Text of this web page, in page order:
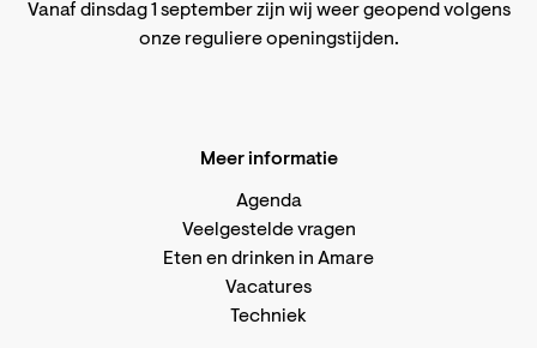
Vanaf dinsdag 1 september zijn wij weer geopend volgens
onze reguliere openingstijden.
Meer informatie
Agenda
Veelgestelde vragen
Eten en drinken in Amare
Vacatures
Techniek